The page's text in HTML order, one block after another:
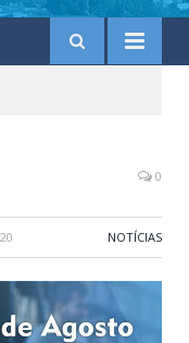
0
NOTÍCIAS